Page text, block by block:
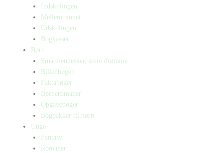
Indskolingen
Mellemtrinnet
Udskolingen
Bogkasser
Børn
Små mennesker, store drømme
Billedbøger
Faktabøger
Børneromaner
Opgavebøger
Bogpakker til børn
Unge
Fantasy
Romaner